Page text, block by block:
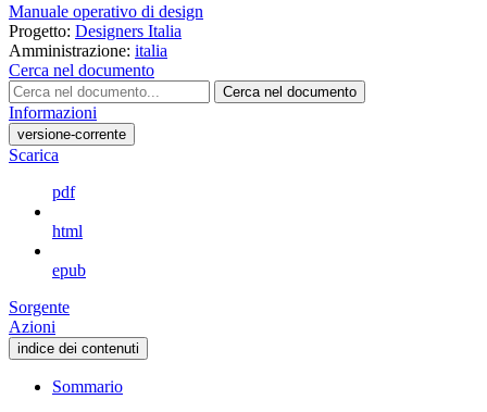
Manuale operativo di design
Progetto: Designers Italia
Amministrazione: italia
Cerca nel documento
Cerca nel documento
Informazioni
versione-corrente
Scarica
pdf
html
epub
Sorgente
Azioni
indice dei contenuti
Sommario